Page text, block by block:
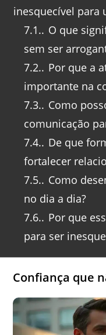
inesquecível para
7.1. O que
sem ser
7.2. Por que a
importante na
7.3. Como
comunicação
7.4. De que
fortalecer
7.5. Como
no dia a dia?
7.6. Por que
para ser
Confiança que